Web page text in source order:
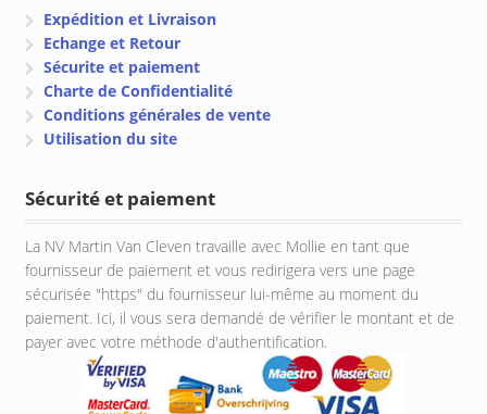
Expédition et Livraison
Echange et Retour
Sécurite et paiement
Charte de Confidentialité
Conditions générales de vente
Utilisation du site
Sécurité et paiement
La NV Martin Van Cleven travaille avec Mollie en tant que
fournisseur de paiement et vous redirigera vers une page
sécurisée "https" du fournisseur lui-même au moment du
paiement. Ici, il vous sera demandé de vérifier le montant et de
payer avec votre méthode d'authentification.